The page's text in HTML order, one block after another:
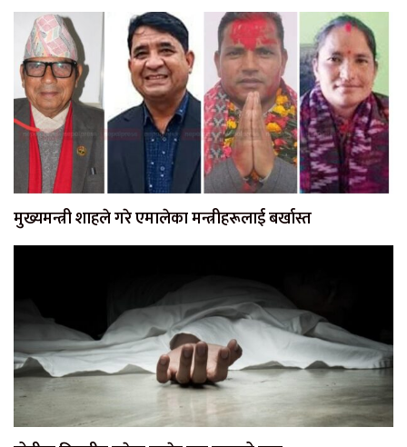
मुख्यमन्त्री शाहले गरे एमालेका मन्त्रीहरूलाई बर्खास्त